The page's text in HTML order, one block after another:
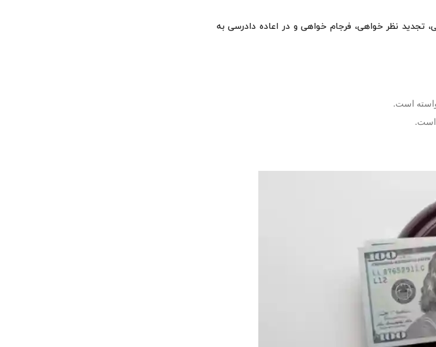
تجدید نظر خواهی، فرجام خواهی و در اعاده دادرسی به